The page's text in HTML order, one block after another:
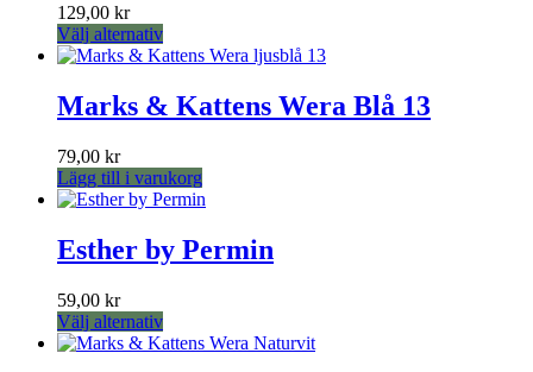
129,00 kr
Välj alternativDen
här
har
flera
olika
alternativen
väljas
på
Marks & Kattens Wera Blå 13
79,00 kr
Lägg till i varukorg
Esther by Permin
59,00 kr
Välj alternativDen
här